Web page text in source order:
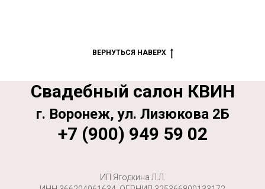
ВЕРНУТЬСЯ НАВЕРХ
Свадебный салон КВИН
г. Воронеж, ул. Лизюкова 2Б
+7 (900) 949 59 02
ИП Ягодкина Л.Л.